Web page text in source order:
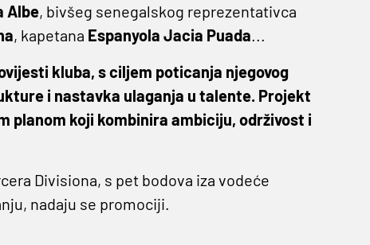
Albe, bivšeg senegalskog reprezentativca
, kapetana Espanyola Jacia Puada
kluba, s ciljem poticanja njegovog
i nastavka ulaganja u talente. Projekt
planom koji kombinira ambiciju, održivost i
Divisiona, s pet bodova iza vodeće
nadaju se promociji.